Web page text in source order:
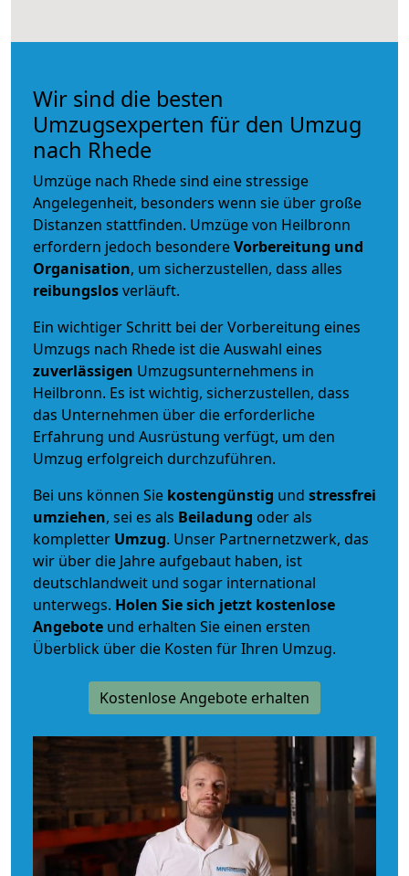
Wir sind die besten
Umzugsexperten für den Umzug
nach Rhede
Umzüge nach Rhede sind eine stressige
Angelegenheit, besonders wenn sie über große
Distanzen stattfinden. Umzüge von Heilbronn
erfordern jedoch besondereVorbereitung und
Organisation, um sicherzustellen, dass alles
reibungslosverläuft.
Ein wichtiger Schritt bei der Vorbereitung eines
Umzugs nach Rhede ist die Auswahl eines
zuverlässigen Umzugsunternehmens in
Heilbronn. Es ist wichtig, sicherzustellen, dass
das Unternehmen über die erforderliche
Erfahrung und Ausrüstung verfügt, um den
Umzug erfolgreich durchzuführen.
Bei uns können Sie kostengünstig und stressfrei
umziehen, sei es als Beiladung oder als
kompletter Umzug. Unser Partnernetzwerk, das
wir über die Jahre aufgebaut haben, ist
deutschlandweit und sogar international
unterwegs. Holen Sie sich jetzt kostenlose
Angebote und erhalten Sie einen ersten
Überblick über die Kosten für Ihren Umzug.
Kostenlose Angebote erhalten